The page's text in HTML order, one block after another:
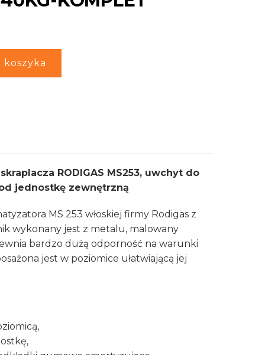
koszyka
RODIGAS MS253, uwchyt do
jednostkę zewnętrzną
MS 253 włoskiej firmy Rodigas z
wykonany jest z metalu, malowany
bardzo dużą odporność na warunki
jest w poziomice ułatwiającą jej